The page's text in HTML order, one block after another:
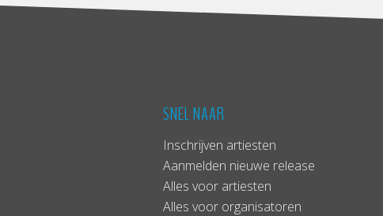
SNEL NAAR
Inschrijven artiesten
Aanmelden nieuwe release
Alles voor artiesten
Alles voor organisatoren